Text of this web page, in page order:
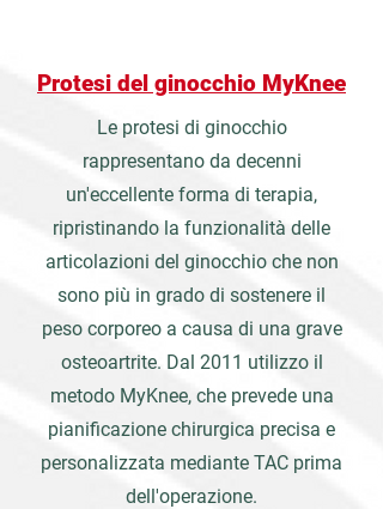
Protesi del ginocchio MyKnee
Le protesi di ginocchio
rappresentano da decenni
un'eccellente forma di terapia,
ripristinando la funzionalità delle
articolazioni del ginocchio che non
sono più in grado di sostenere il
peso corporeo a causa di una grave
osteoartrite. Dal 2011 utilizzo il
metodo MyKnee, che prevede una
pianificazione chirurgica precisa e
personalizzata mediante TAC prima
dell'operazione.